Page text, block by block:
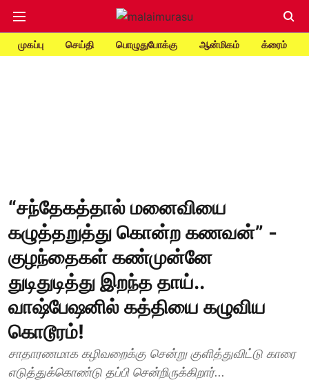
முகப்பு செய்தி பொழுதுபோக்கு ஆன்மிகம் க்ரைம்
“சந்தேகத்தால் மனைவியை
கழுத்தறுத்து கொன்ற கணவன்” -
குழந்தைகள் கண்முன்னே
துடிதுடித்து இறந்த தாய்..
வாஷ்பேஷனில் கத்தியை கழுவிய
கொடூரம்!
சாதாரணமாக கழிவறைக்கு சென்று குளித்துவிட்டு காரை
எடுத்துக்கொண்டு தப்பி சென்றிருக்கிறார்...